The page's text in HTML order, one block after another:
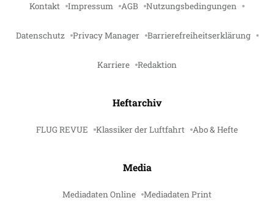
Kontakt Impressum AGB Nutzungsbedingungen
Datenschutz Privacy Manager Barrierefreiheitserklärung
Karriere Redaktion
Heftarchiv
FLUG REVUE Klassiker der Luftfahrt Abo & Hefte
Media
Mediadaten Online Mediadaten Print